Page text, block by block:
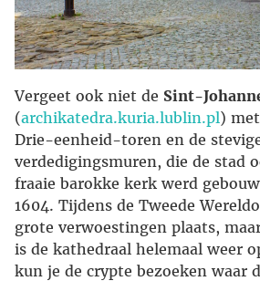
Vergeet ook niet de Sint-
(archikatedra.kuria.lublin.pl)
Drie-eenheid-toren en de
verdedigingsmuren, die de stad
fraaie barokke kerk werd
1604. Tijdens de Tweede
grote verwoestingen plaats,
is de kathedraal helemaal weer
kun je de crypte bezoeken waar